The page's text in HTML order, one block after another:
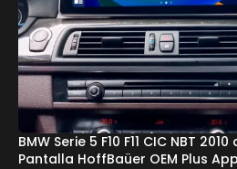
BMW Serie 5 F10 F11 CIC NBT 2010
Pantalla HoffBaüer OEM Plus